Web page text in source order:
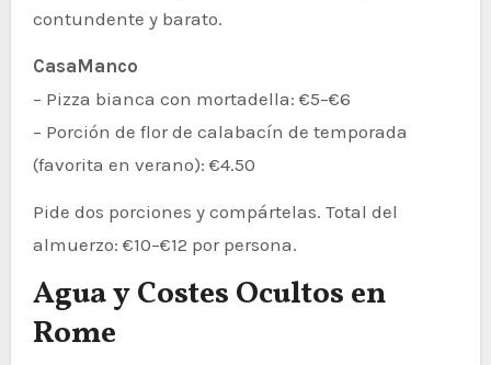
contundente y barato.
CasaManco
– Pizza bianca con mortadella: €5–€6
– Porción de flor de calabacín de temporada
(favorita en verano): €4.50
Pide dos porciones y compártelas. Total del
almuerzo: €10–€12 por persona.
Agua y Costes Ocultos en
Rome